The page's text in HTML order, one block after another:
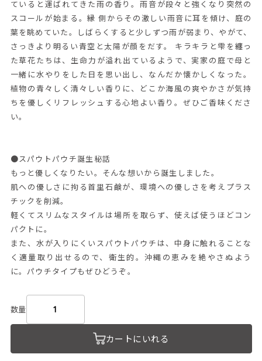
ていると運ばれてきた雨の香り。雨音が段々と強くなり突然の
スコールが始まる。縁 側からその激しい雨音に耳を傾け、庭の
葉を眺めていた。しばらくすると少しずつ雨が弱まり、やがて、
さっきより明るい青空と太陽が顔をだす。 キラキラと雫を纏っ
た草花たちは、生命力が溢れ出ているようで、実家の庭で母と
一緒に水やりをした日を思い出し、なんだか懐かしくなった。
植物の青々しく清々しい香りに、どこか海風の爽やかさが気持
ちを優しくリフレッシュする心地よい香り。ぜひご香味くださ
い。
●スパウトパウチ誕生秘話
もっと優しくなりたい。そんな想いから誕生しました。
肌への優しさに拘る首里石鹸が、環境への優しさを考えプラス
チックを削減。
軽くてスリムなスタイルは場所を取らず、使えば使うほどコン
パクトに。
また、水が入りにくいスパウトパウチは、中身に触れることな
く適量取り出せるので、衛生的。沖縄の恵みを絶やさぬよう
に。パウチタイプもぜひどうぞ。
数量
カートにいれる